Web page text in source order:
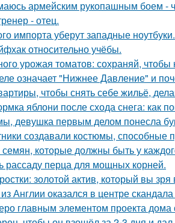
армейским рукопашным боем -
- отец.
импорта уберут западные ноутбуки.
относительно учёбы.
урожая томатов: сохраняй, чтобы
означает "Нижнее Давление" и
чтобы снять себе жильё,
яблони после схода снега: как
девушка первым делом понесла
создавали костюмы, способные
которые должны быть у
рассаду перца для мощных корней.
золотой актив, который вы
Англии оказался в центре
главным элементом проекта дома